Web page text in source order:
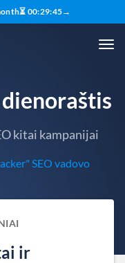
⏳ 00:29:44→
kitai kampanijai
SEO vadovo
ir